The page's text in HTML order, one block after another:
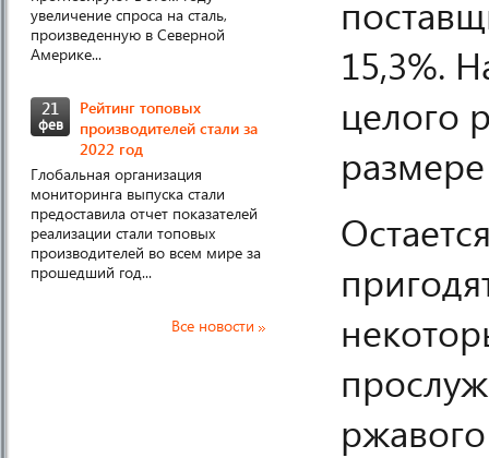
увеличение спроса на сталь,
произведенную в Северной
Америке...
21
фев
Рейтинг топовых
производителей стали за
2022 год
Глобальная организация
мониторинга выпуска стали
предоставила отчет показателей
реализации стали топовых
производителей во всем мире за
прошедший год...
Все новости
15,3%.
целого